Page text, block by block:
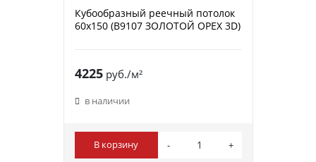
Кубообразный реечный потолок
60х150 (B9107 ЗОЛОТОЙ ОРЕХ 3D)
4225руб./м²
в наличии
В корзину